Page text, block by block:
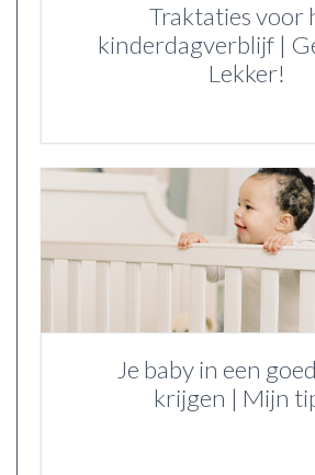
Traktaties voor
kinderdagverblijf |
Lekker!
Je baby in een
krijgen | Mijn